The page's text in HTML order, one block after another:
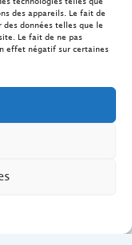
des appareils. Le fait de
données telles que le
Le fait de ne pas
effet négatif sur certaines